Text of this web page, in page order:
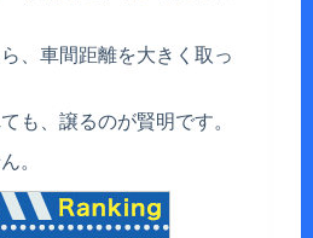
、車間距離を大きく取っ
も、譲るのが賢明です。
。